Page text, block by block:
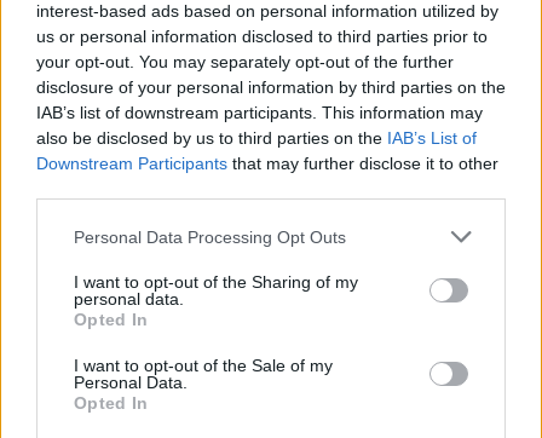
interest-based ads based on personal information utilized by
us or personal information disclosed to third parties prior to
your opt-out. You may separately opt-out of the further
disclosure of your personal information by third parties on the
IAB’s list of downstream participants. This information may
also be disclosed by us to third parties on the IAB’s List of
Downstream Participants that may further disclose it to other
Please note that this website/app uses one or more Google
not limited to your visit or usage behaviour. You may click to
grant or deny consent to Google and its third-party tags to
use your data for below specified purposes in below Google
consent section.
Personal Data Processing Opt Outs
I want to opt-out of the Sharing of my
personal data.
Opted In
I want to opt-out of the Sale of my
Personal Data.
Opted In
#BELFÖLD #MOBIL KLÍMA #MOBIL KLÍMA VÁSÁRLÁS
#MOBIL KLÍMA VÁLASZTÁS #MOBIL LÉGKONDICIONÁLÓ
#HORDOZHATÓ KLÍMA
Népszerű